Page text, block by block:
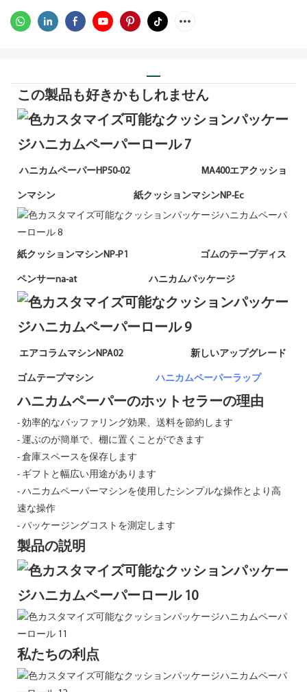
この製品も好きかもしれません
ハニカムペーパーHP50-02 MA400エアクッショ
ンマシン 紙クッションマシンNP-Ec
紙クッションマシンNP-P1 ゴムのテープディス
ペンサーna-at ハニカムパッケージ
エアコラムマシンNPA02 新しいアップグレード
ゴムテープマシン ハニカムペーパーラップ
ハニカムペーパーのホットセラーの理由
- 効率的なバッファリング効果、送料を節約します
- 運ぶのが簡単で、棚に置くことができます
- 倉庫スペースを保存します
- ギフトと幅広い用途があります
- ハニカムペーパーマシンを使用したシンプルな操作とより高
速な操作
- パッケージングコストを測定します
製品の説明
私たちの利点